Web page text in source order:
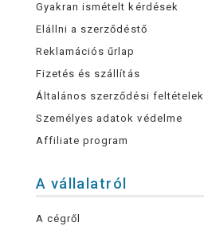
Gyakran ismételt kérdések
Elállni a szerződéstő
Reklamációs űrlap
Fizetés és szállítás
Általános szerződési feltételek
Személyes adatok védelme
Affiliate program
A vállalatról
A cégről